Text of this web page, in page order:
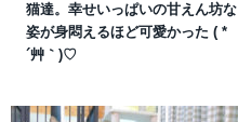
猫達。幸せいっぱいの甘えん坊な
姿が身悶えるほど可愛かった ( *
´艸｀)♡